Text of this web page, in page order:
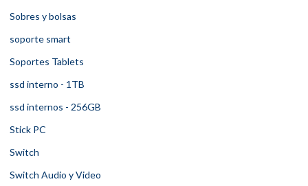
Sobres y bolsas
soporte smart
Soportes Tablets
ssd interno - 1TB
ssd internos - 256GB
Stick PC
Switch
Switch Audio y Video